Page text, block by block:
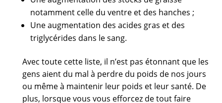
notamment celle du ventre et des hanches ;
Une augmentation des acides gras et des
triglycérides dans le sang.
Avec toute cette liste, il n’est pas étonnant que les
gens aient du mal à perdre du poids de nos jours
ou même à maintenir leur poids et leur santé. De
plus, lorsque vous vous efforcez de tout faire